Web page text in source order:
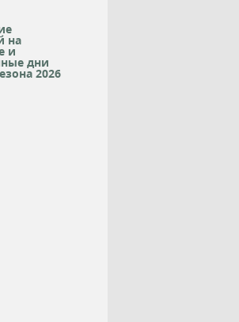
на
и
дни
2026